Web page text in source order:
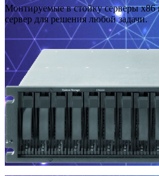
Монтируемые в стойку серверы x86
сервер для решения любой задачи.